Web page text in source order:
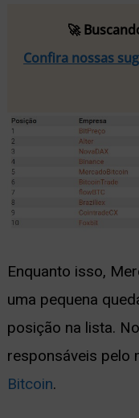
🚀
Confira nossas
Enquanto isso,
uma pequena
posição na lista.
responsáveis pelo
Bitcoin.